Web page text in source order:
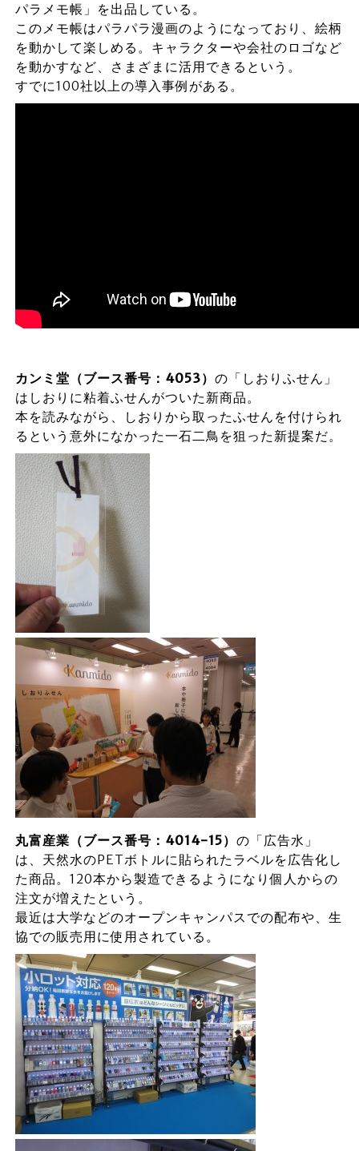
パラメモ帳」を出品している。
このメモ帳はパラパラ漫画のようになっており、絵柄
を動かして楽しめる。キャラクターや会社のロゴなど
を動かすなど、さまざまに活用できるという。
すでに100社以上の導入事例がある。
カンミ堂（ブース番号：4053） の「しおりふせん」
はしおりに粘着ふせんがついた新商品。
本を読みながら、しおりから取ったふせんを付けられ
るという意外になかった一石二鳥を狙った新提案だ。
丸富産業（ブース番号：4014-15） の「広告水」
は、天然水のPETボトルに貼られたラベルを広告化し
た商品。120本から製造できるようになり個人からの
注文が増えたという。
最近は大学などのオープンキャンパスでの配布や、生
協での販売用に使用されている。